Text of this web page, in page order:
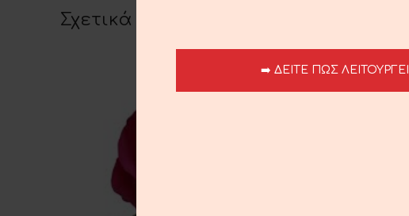
Σχετικά προϊόντα
➡️ ΔΕΙΤΕ ΠΩΣ ΛΕΙΤΟΥΡΓΕΙ